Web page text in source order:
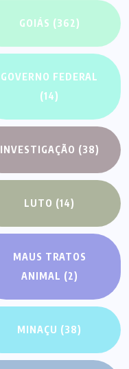
GOIÁS (362)
GOVERNO FEDERAL
(14)
INVESTIGAÇÃO (38)
LUTO (14)
MAUS TRATOS
ANIMAL (2)
MINAÇU (38)